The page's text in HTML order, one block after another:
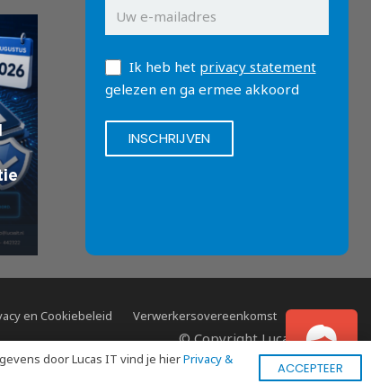
Ik heb het privacy statement
gelezen en ga ermee akkoord
en Cookiebeleid Verwerkersovereenkomst
© Copyright Lucas IT B.V.
door Lucas IT vind je hierPrivacy &
ACCEPTEER